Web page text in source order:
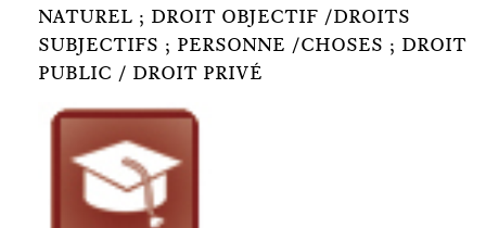
NATUREL ; DROIT OBJECTIF /DROITS
SUBJECTIFS ; PERSONNE /CHOSES ; DROIT
PUBLIC / DROIT PRIVÉ